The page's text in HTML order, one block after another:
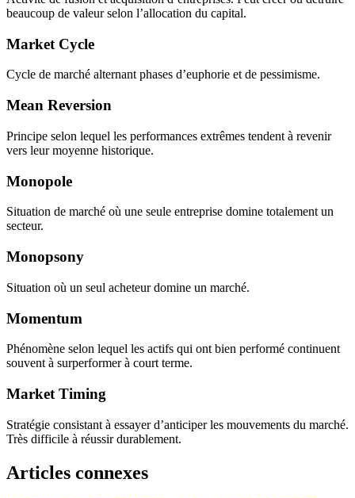
beaucoup de valeur selon l’allocation du capital.
Market Cycle
Cycle de marché alternant phases d’euphorie et de pessimisme.
Mean Reversion
Principe selon lequel les performances extrêmes tendent à revenir
vers leur moyenne historique.
Monopole
Situation de marché où une seule entreprise domine totalement un
secteur.
Monopsony
Situation où un seul acheteur domine un marché.
Momentum
Phénomène selon lequel les actifs qui ont bien performé continuent
souvent à surperformer à court terme.
Market Timing
Stratégie consistant à essayer d’anticiper les mouvements du marché.
Très difficile à réussir durablement.
Articles connexes